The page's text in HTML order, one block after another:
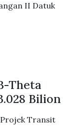
II Datuk
Theta
Bilion
Projek Transit